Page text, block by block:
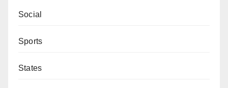
Social
Sports
States